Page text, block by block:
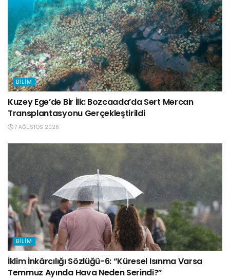
BILIM
Kuzey Ege’de Bir İlk: Bozcaada’da Sert Mercan
Transplantasyonu Gerçekleştirildi
7 AĞUSTOS 2026
BILIM
İklim İnkârcılığı Sözlüğü-6: “Küresel Isınma Varsa
Temmuz Ayında Hava Neden Serindi?”